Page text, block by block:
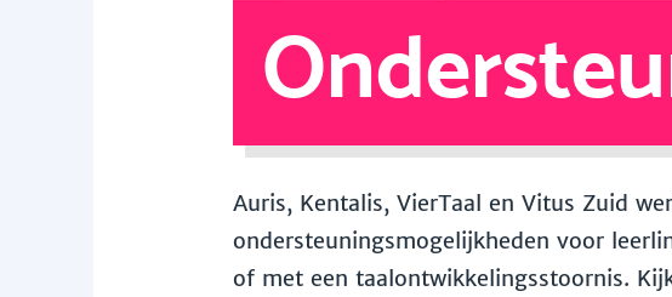
Auris, Kentalis, VierTaal en Vitus Zuid
ondersteuningsmogelijkheden voor
of met een taalontwikkelingsstoornis.